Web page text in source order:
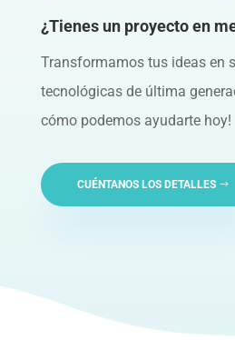
¿Tienes un proyecto en
Transformamos tus ideas en
tecnológicas de última
cómo podemos ayudarte hoy!
CUÉNTANOS LOS DETALLES